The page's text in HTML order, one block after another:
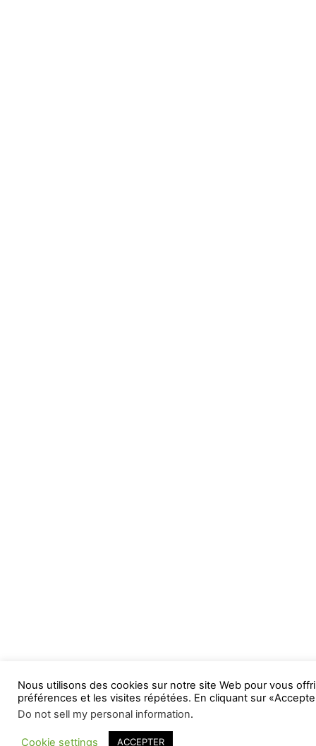
Nous utilisons des cookies sur notre site Web pour vous
préférences et les visites répétées. En cliquant sur
Do not sell my personal information.
Cookie settings ACCEPTER